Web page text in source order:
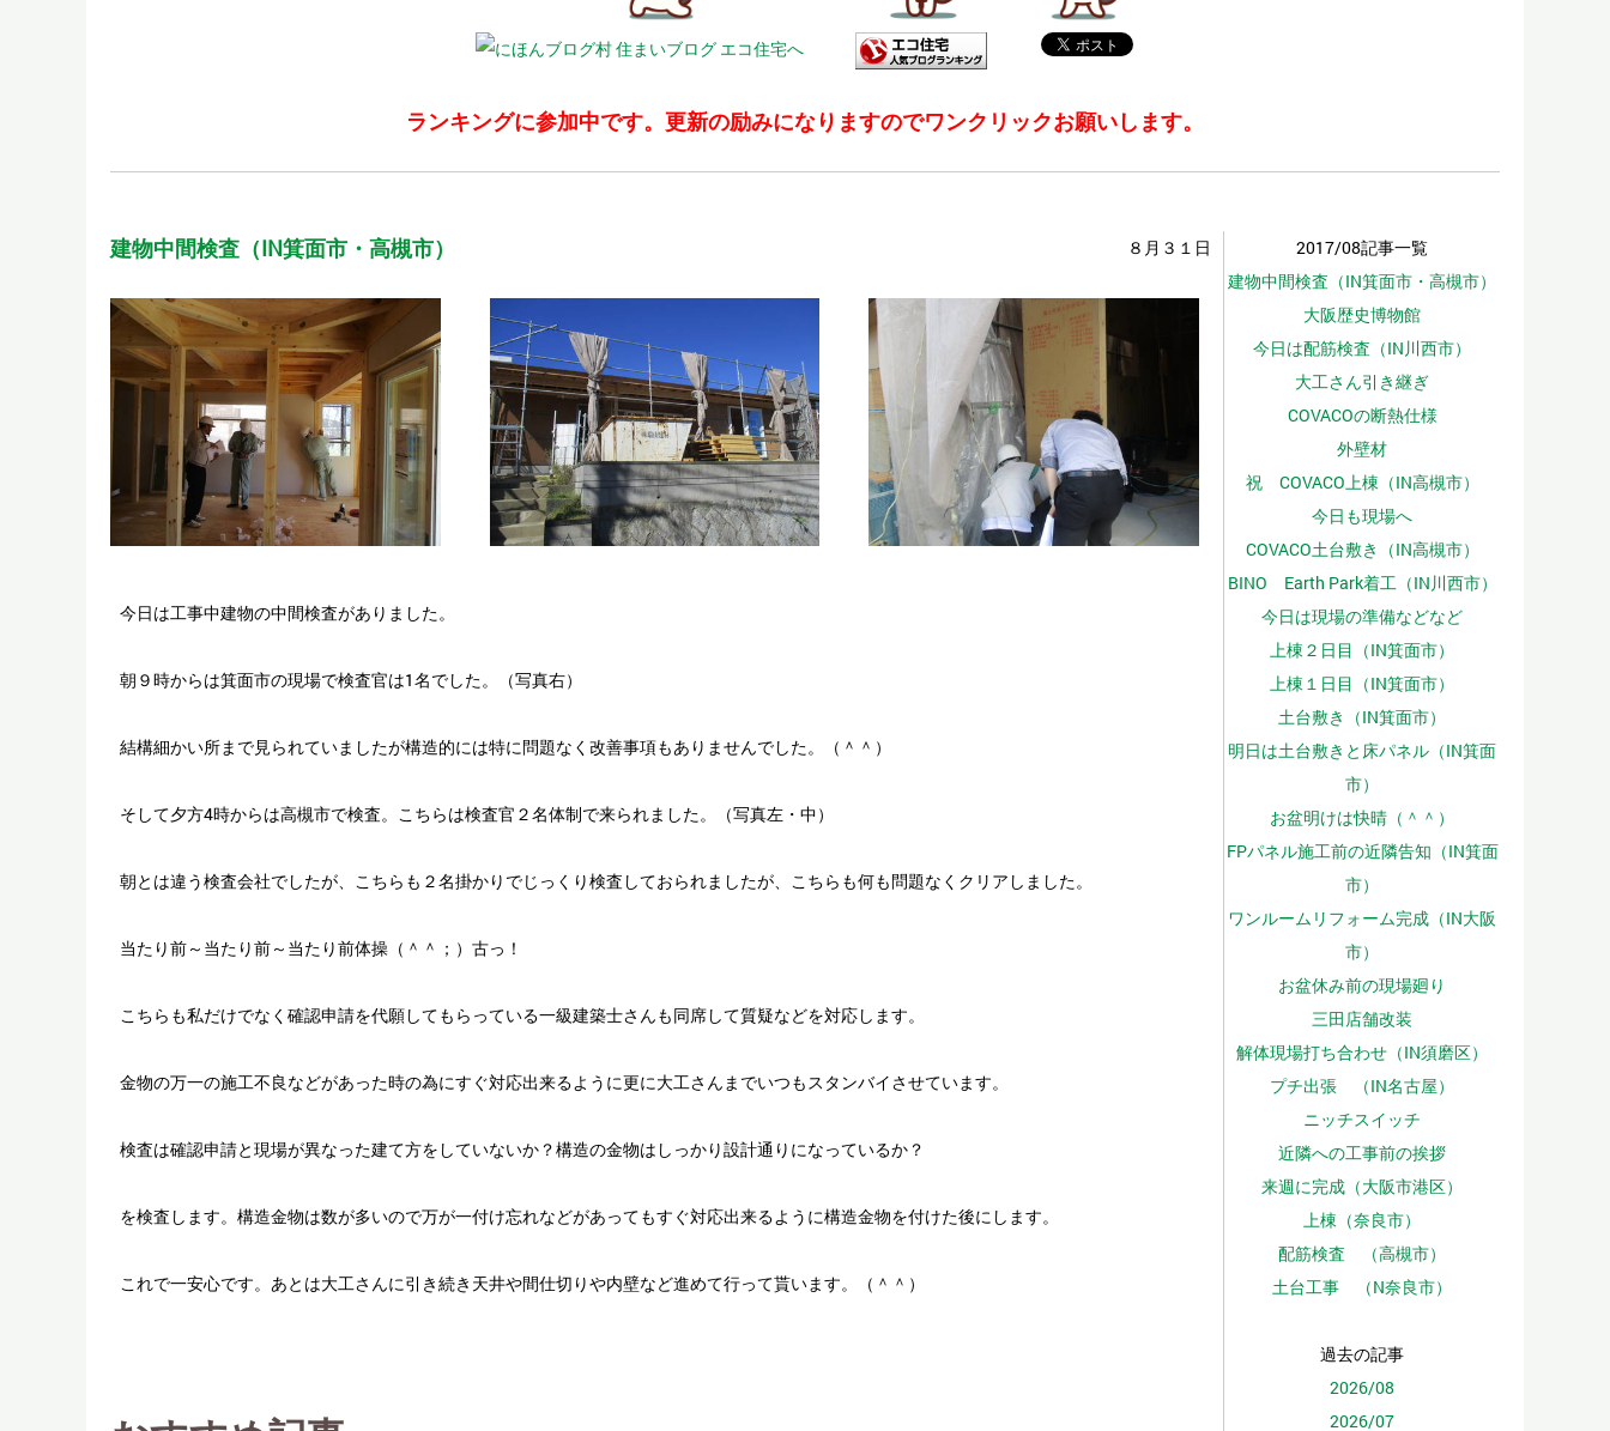
ランキングに参加中です。更新の励みになりますのでワンクリックお願いします。
建物中間検査（IN箕面市・高槻市） ８月３１日
今日は工事中建物の中間検査がありました。
朝９時からは箕面市の現場で検査官は1名でした。（写真右）
結構細かい所まで見られていましたが構造的には特に問題なく改善事項もありませんでした。（＾＾）
そして夕方4時からは高槻市で検査。こちらは検査官２名体制で来られました。（写真左・中）
朝とは違う検査会社でしたが、こちらも２名掛かりでじっくり検査しておられましたが、こちらも何も問題なくクリアしました。
当たり前～当たり前～当たり前体操（＾＾；）古っ！
こちらも私だけでなく確認申請を代願してもらっている一級建築士さんも同席して質疑などを対応します。
金物の万一の施工不良などがあった時の為にすぐ対応出来るように更に大工さんまでいつもスタンバイさせています。
検査は確認申請と現場が異なった建て方をしていないか？構造の金物はしっかり設計通りになっているか？
を検査します。構造金物は数が多いので万が一付け忘れなどがあってもすぐ対応出来るように構造金物を付けた後にします。
これで一安心です。あとは大工さんに引き続き天井や間仕切りや内壁など進めて行って貰います。（＾＾）
2017/08記事一覧
建物中間検査（IN箕面市・高槻市）
大阪歴史博物館
今日は配筋検査（IN川西市）
大工さん引き継ぎ
COVACOの断熱仕様
外壁材
祝 COVACO上棟（IN高槻市）
今日も現場へ
COVACO土台敷き（IN高槻市）
BINO Earth Park着工（IN川西市）
今日は現場の準備などなど
上棟２日目（IN箕面市）
上棟１日目（IN箕面市）
土台敷き（IN箕面市）
明日は土台敷きと床パネル（IN箕面
市）
お盆明けは快晴（＾＾）
FPパネル施工前の近隣告知（IN箕面
市）
ワンルームリフォーム完成（IN大阪
市）
お盆休み前の現場廻り
三田店舗改装
解体現場打ち合わせ（IN須磨区）
プチ出張 （IN名古屋）
ニッチスイッチ
近隣への工事前の挨拶
来週に完成（大阪市港区）
上棟（奈良市）
配筋検査 （高槻市）
土台工事 （N奈良市）
過去の記事
2026/08
2026/07